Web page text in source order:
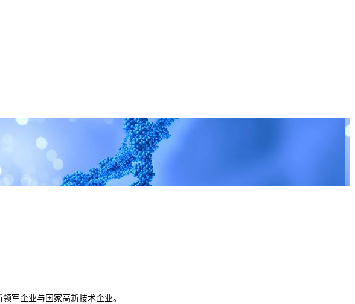
军企业与国家高新技术企业。